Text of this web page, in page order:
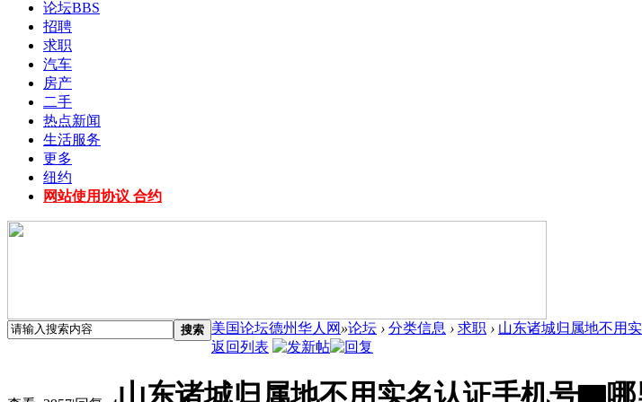
论坛BBS
招聘
求职
汽车
房产
二手
热点新闻
生活服务
更多
纽约
网站使用协议 合约
搜索 美国论坛德州华人网 »论坛 › 分类信息 › 求职 › 山东诸城归属地不用
返回列表
山东诸城归属地不用实名认证手机号▇哪